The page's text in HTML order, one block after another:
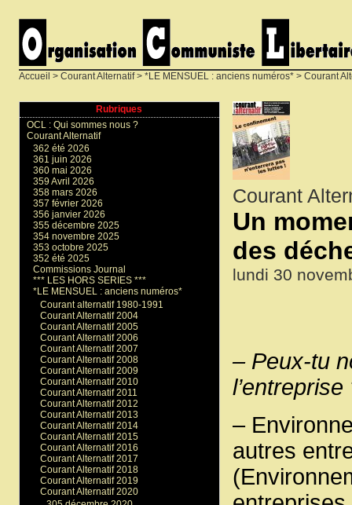
Accueil > Courant Alternatif> *LE MENSUEL : anciens numéros* > Courant
Courant
Un
des
lundi 30
– Peux-tu
l’entreprise
–
autres
Rubriques
OCL : Qui sommes nous ?
Courant Alternatif
362 été 2026
361 juin 2026
360 mai 2026
359 Avril 2026
358 mars 2026
357 février 2026
356 janvier 2026
355 décembre 2025
354 novembre 2025
353 octobre 2025
352 été 2025
Commissions Journal
*** LES HORS SERIES ***
*LE MENSUEL : anciens numéros*
Courant alternatif 1980-1991
Courant Alternatif 2004
Courant Alternatif 2005
Courant Alternatif 2006
Courant Alternatif 2007
Courant Alternatif 2008
Courant Alternatif 2009
Courant Alternatif 2010
Courant Alternatif 2011
Courant Alternatif 2012
Courant Alternatif 2013
Courant Alternatif 2014
Courant Alternatif 2015
Courant Alternatif 2016
Courant Alternatif 2017
Courant Alternatif 2018
Courant Alternatif 2019
Courant Alternatif 2020